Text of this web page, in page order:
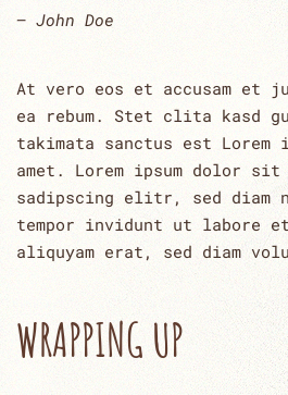
John Doe
At vero eos et accusam et
ea rebum. Stet clita kasd
takimata sanctus est Lorem
amet. Lorem ipsum dolor
sadipscing elitr, sed diam
tempor invidunt ut labore et
aliquyam erat, sed diam
WRAPPING UP